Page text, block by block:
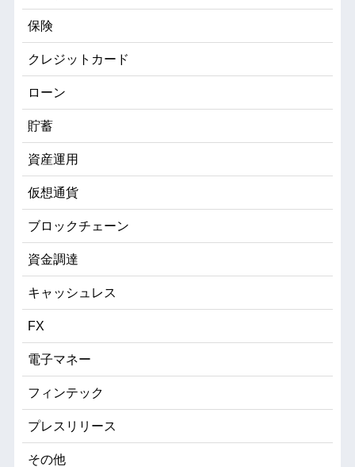
保険
クレジットカード
ローン
貯蓄
資産運用
仮想通貨
ブロックチェーン
資金調達
キャッシュレス
FX
電子マネー
フィンテック
プレスリリース
その他